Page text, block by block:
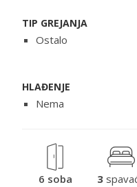
TIP GREJANJA
Ostalo
HLAĐENJE
Nema
6 soba
3